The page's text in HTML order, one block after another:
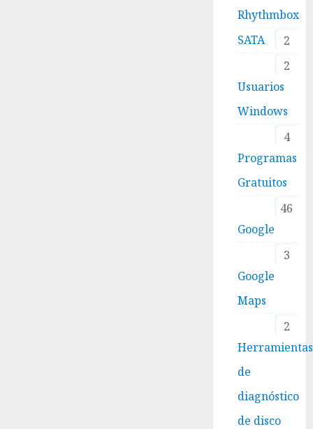
Rhythmbox
2
SATA
2
Usuarios
Windows
4
Programas
Gratuitos
46
Google
3
Google
Maps
2
Herramientas
de
diagnóstico
de disco